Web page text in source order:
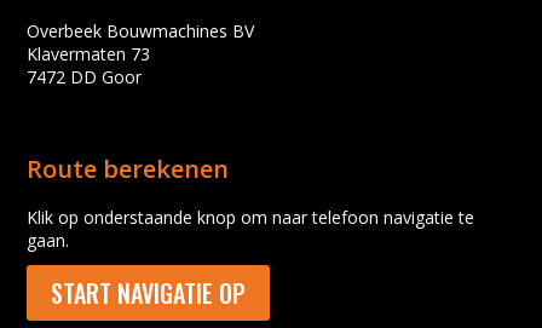
Overbeek Bouwmachines BV
Klavermaten 73
7472 DD Goor
Route berekenen
Klik op onderstaande knop om naar telefoon navigatie te
gaan.
START NAVIGATIE OP